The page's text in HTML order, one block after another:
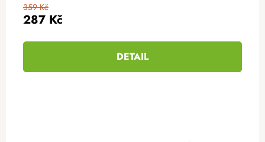
287 Kč
359 Kč
DETAIL